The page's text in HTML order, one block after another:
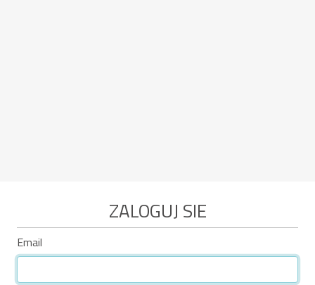
ZALOGUJ SIE
Email